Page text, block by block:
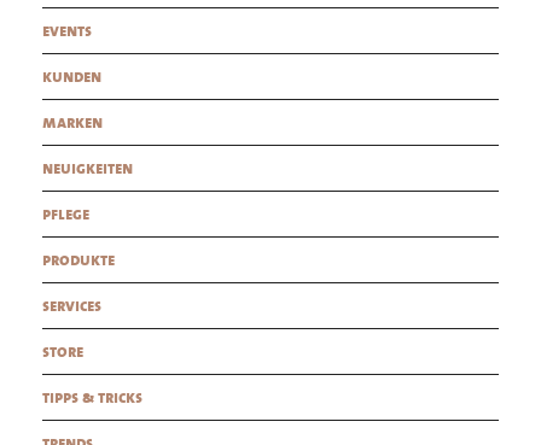
events
kunden
marken
neuigkeiten
pflege
produkte
services
store
tipps & tricks